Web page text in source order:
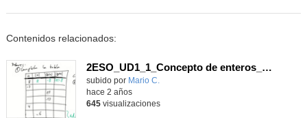
Contenidos relacionados:
2ESO_UD1_1_Concepto de enteros_Opuesto y valor absoluto
Contenido educativo.
subido por Mario C.
hace 2 años
645visualizaciones